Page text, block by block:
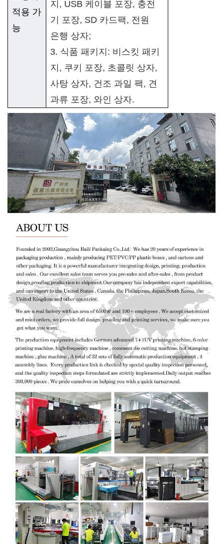
적용 가
능
지, USB 케이블 포장, 충전
기 포장, SD 카드팩, 전원
은행 상자;
3. 식품 패키지: 비스킷 패키
지, 쿠키 포장, 초콜릿 상자,
사탕 상자, 건조 과일 팩, 견
과류 포장, 와인 상자.